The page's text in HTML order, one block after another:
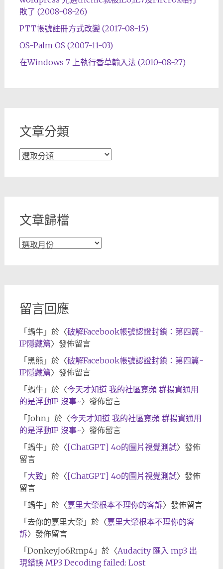
敗了 (2008-08-26)
PTT帳號註冊方式改變 (2017-08-15)
OS-Palm OS (2007-11-03)
在Windows 7 上執行香草輸入法 (2010-08-27)
文章分類
文
文章歸檔
文
留言回應
「 蝸牛」於〈破解Facebook帳號認證封鎖：第四篇-
IP隱藏篇〉發佈留言
「 黑熊 」於〈破解Facebook帳號認證封鎖：第四篇-
IP隱藏篇〉發佈留言
「 蝸牛」於〈今天才知道 我的社區寬頻 群揚資通用
的是浮動IP 沒事~〉發佈留言
「 John」於〈今天才知道 我的社區寬頻 群揚資通用
的是浮動IP 沒事~〉發佈留言
「 蝸牛」於〈[ChatGPT] 4o的圖片視覺測試〉發佈
留言
「 大致 」於〈[ChatGPT] 4o的圖片視覺測試〉發佈
留言
「 蝸牛」於〈嘉里大榮根本不理你的客訴〉發佈留言
「 去你的嘉里大榮 」於〈嘉里大榮根本不理你的客
訴〉發佈留言
「 DonkeyJo6Rmp4」於〈Audacity 匯入 mp3 出
現錯誤 MP3 Decoding failed: Lost